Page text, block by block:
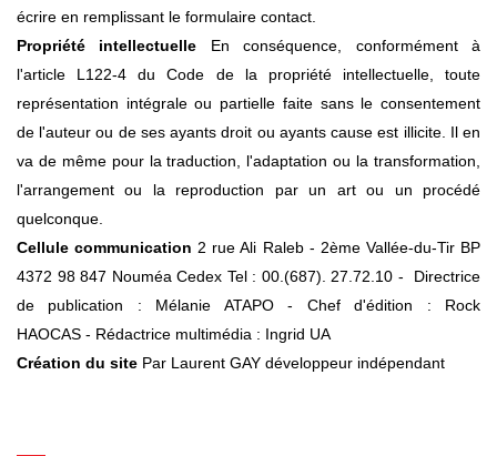
écrire en remplissant le formulaire contact.
Propriété intellectuelle En conséquence, conformément à
l'article L122-4 du Code de la propriété intellectuelle, toute
représentation intégrale ou partielle faite sans le consentement
de l'auteur ou de ses ayants droit ou ayants cause est illicite. Il en
va de même pour la traduction, l'adaptation ou la transformation,
l'arrangement ou la reproduction par un art ou un procédé
quelconque.
Cellule communication 2 rue Ali Raleb - 2ème Vallée-du-Tir BP
4372 98 847 Nouméa Cedex Tel : 00.(687). 27.72.10 -
Directrice
de publication : Mélanie ATAPO- Chef d'édition : Rock
HAOCAS - Rédactrice multimédia : Ingrid UA
Création du site Par Laurent GAY développeur indépendant